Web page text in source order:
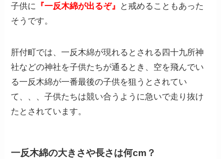
子供に
『一反木綿が出るぞ』
と戒めることもあった
そうです。
肝付町では、一反木綿が現れるとされる四十九所神
社などの神社を子供たちが通るとき、空を飛んでい
る一反木綿が一番最後の子供を狙うとされてい
て、、、子供たちは競い合うように急いで走り抜け
たとされています。
一反木綿の大きさや長さは何cm？